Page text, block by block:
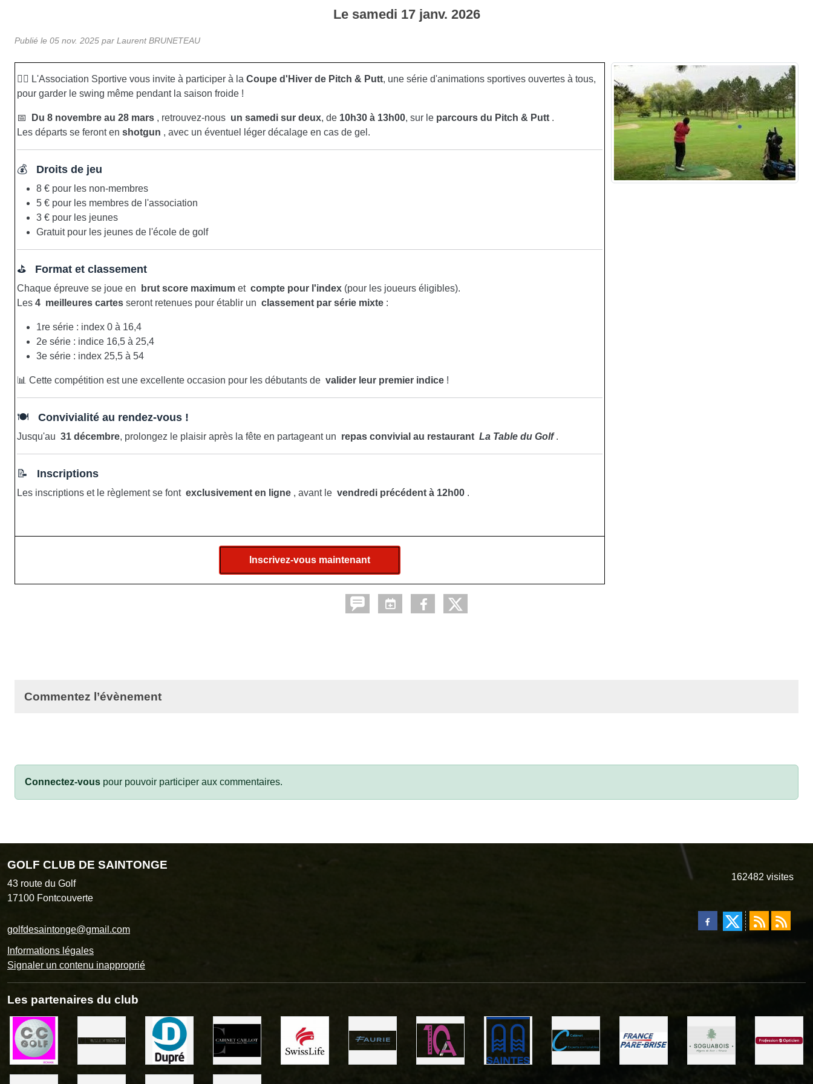
Le samedi 17 janv. 2026
Publié le 05 nov. 2025 par Laurent BRUNETEAU
🏌️‍♂️ L'Association Sportive vous invite à participer à la Coupe d'Hiver de Pitch & Putt, une série d'animations sportives ouvertes à tous,
pour garder le swing même pendant la saison froide !
📅 Du 8 novembre au 28 mars , retrouvez-nous un samedi sur deux, de 10h30 à 13h00, sur le parcours du Pitch & Putt .
Les départs se feront en shotgun , avec un éventuel léger décalage en cas de gel.
💰 Droits de jeu
8 € pour les non-membres
5 € pour les membres de l'association
3 € pour les jeunes
Gratuit pour les jeunes de l'école de golf
⛳ Format et classement
Chaque épreuve se joue en brut score maximum et compte pour l'index (pour les joueurs éligibles).
Les 4 meilleures cartes seront retenues pour établir un classement par série mixte :
1re série : index 0 à 16,4
2e série : indice 16,5 à 25,4
3e série : index 25,5 à 54
📊 Cette compétition est une excellente occasion pour les débutants de valider leur premier indice !
🍽️ Convivialité au rendez-vous !
Jusqu'au 31 décembre, prolongez le plaisir après la fête en partageant un repas convivial au restaurant La Table du Golf.
📝 Inscriptions
Les inscriptions et le règlement se font exclusivement en ligne , avant le vendredi précédent à 12h00 .
Inscrivez-vous maintenant
Commentez l’évènement
Connectez-vous pour pouvoir participer aux commentaires.
GOLF CLUB DE SAINTONGE
43 route du Golf
17100 Fontcouverte
golfdesaintonge@gmail.com
Informations légales
Signaler un contenu inapproprié
162482 visites
Les partenaires du club